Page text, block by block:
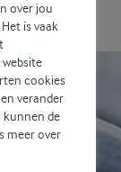
over jou
is vaak
cookies
verander
kunnen de
meer over